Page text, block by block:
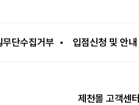
무단수집거부 입점신청 및 안내
제천몰 고객센터